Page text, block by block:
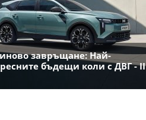
завръщане: Най-
бъдещи коли с ДВГ - II